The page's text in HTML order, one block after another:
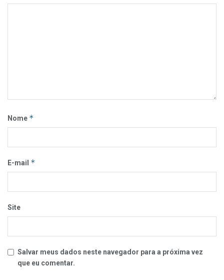
Nome *
E-mail *
Site
Salvar meus dados neste navegador para a próxima vez
que eu comentar.